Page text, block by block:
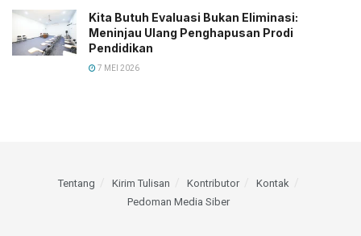
Kita Butuh Evaluasi Bukan Eliminasi:
Meninjau Ulang Penghapusan Prodi
Pendidikan
7 MEI 2026
Tentang Kirim Tulisan Kontributor
Kontak
Pedoman Media Siber